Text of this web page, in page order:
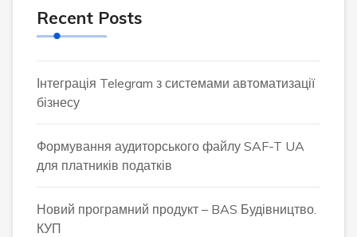
Recent Posts
Інтеграція Telegram з системами автоматизації
бізнесу
Формування аудиторського файлу SAF-T UA
для платників податків
Новий програмний продукт – BAS Будівництво.
КУП